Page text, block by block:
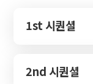
1st 시퀀셜
2nd 시퀀셜